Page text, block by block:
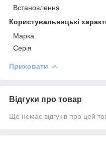
Встановлення
Користувальницькі
Марка
Серія
Приховати
Відгуки про товар
Ще немає відгуків про цей